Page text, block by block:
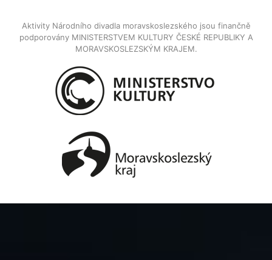
Aktivity Národního divadla moravskoslezského jsou finančně
podporovány MINISTERSTVEM KULTURY ČESKÉ REPUBLIKY A
MORAVSKOSLEZSKÝM KRAJEM.